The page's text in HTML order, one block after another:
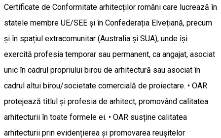
Certificate de Conformitate arhitecților români care lucrează în
statele membre UE/SEE și în Confederația Elvețiană, precum
și în spațiul extracomunitar (Australia și SUA), unde își
exercită profesia temporar sau permanent, ca angajat, asociat
unic în cadrul propriului birou de arhitectură sau asociat în
cadrul altui birou/societate comercială de proiectare. • OAR
protejează titlul și profesia de arhitect, promovând calitatea
arhitecturii în toate formele ei. • OAR susține calitatea
arhitecturii prin evidențierea și promovarea reușitelor